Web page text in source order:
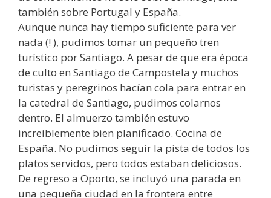
también sobre Portugal y España.
Aunque nunca hay tiempo suficiente para ver
nada (! ), pudimos tomar un pequeño tren
turístico por Santiago. A pesar de que era época
de culto en Santiago de Campostela y muchos
turistas y peregrinos hacían cola para entrar en
la catedral de Santiago, pudimos colarnos
dentro. El almuerzo también estuvo
increíblemente bien planificado. Cocina de
España. No pudimos seguir la pista de todos los
platos servidos, pero todos estaban deliciosos.
De regreso a Oporto, se incluyó una parada en
una pequeña ciudad en la frontera entre